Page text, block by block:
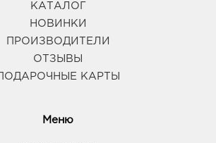
КАТАЛОГ
НОВИНКИ
ПРОИЗВОДИТЕЛИ
ОТЗЫВЫ
ПОДАРОЧНЫЕ КАРТЫ
Меню